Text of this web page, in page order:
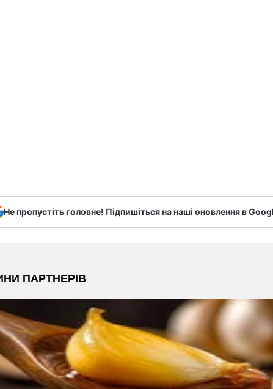
Не пропустіть головне! Підпишіться на наші оновлення в